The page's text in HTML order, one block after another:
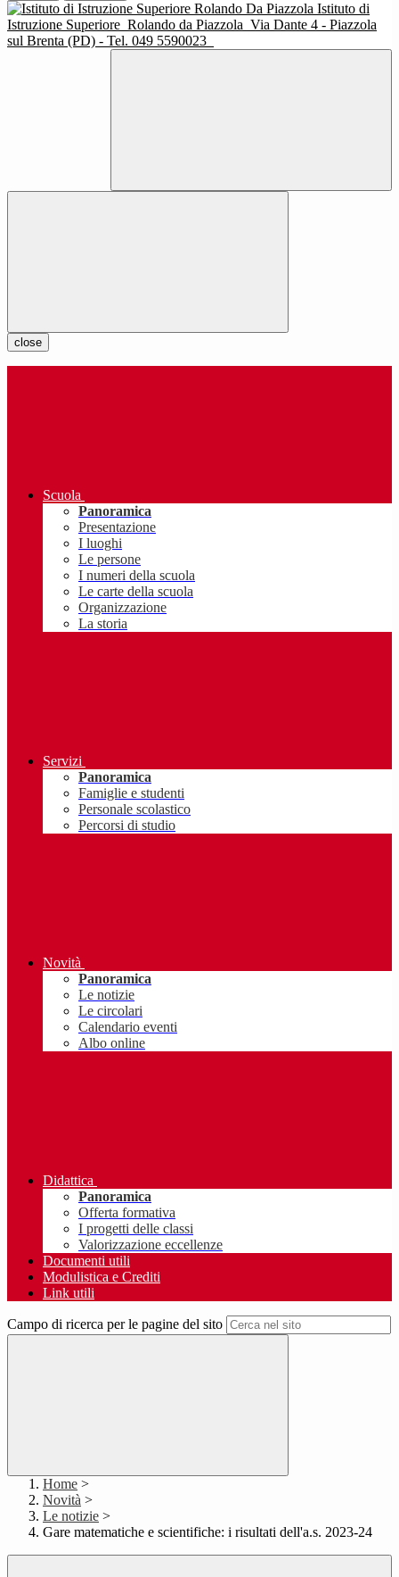
Istituto di
Istruzione Superiore Rolando da Piazzola Via Dante 4 - Piazzola
sul Brenta (PD) - Tel. 049 5590023
close
Scuola
Panoramica
Presentazione
I luoghi
Le persone
I numeri della scuola
Le carte della scuola
Organizzazione
La storia
Servizi
Panoramica
Famiglie e studenti
Personale scolastico
Percorsi di studio
Novità
Panoramica
Le notizie
Le circolari
Calendario eventi
Albo online
Didattica
Panoramica
Offerta formativa
I progetti delle classi
Valorizzazione eccellenze
Documenti utili
Modulistica e Crediti
Link utili
Campo di ricerca per le pagine del sito
Home >
Novità >
Le notizie >
Gare matematiche e scientifiche: i risultati dell'a.s. 2023-24